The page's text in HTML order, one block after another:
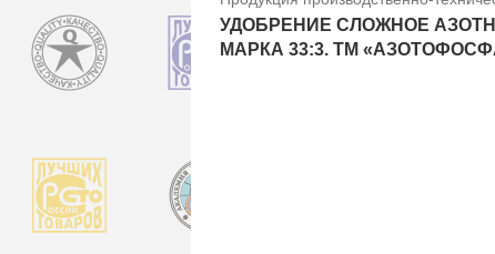
УДОБРЕНИЕ СЛОЖНОЕ
МАРКА 33:3. ТМ